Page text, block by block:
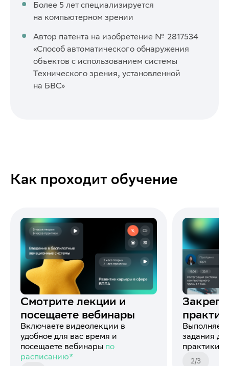
Более 5 лет специализируется
на компьютерном зрении
Автор патента на изобретение № 2817534
«Способ автоматического обнаружения
объектов с использованием системы
Технического зрения, установленной
на БВС»
Как проходит обучение
Смотрите лекции и
посещаете вебинары
Включаете видеолекции в
удобное для вас время и
посещаете вебинары по
расписанию*
задания
практики
2/3